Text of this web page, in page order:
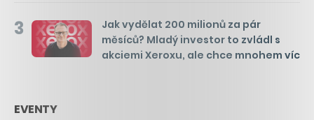
3
Jak vydělat 200 milionů za pár
měsíců? Mladý investor to zvládl s
akciemi Xeroxu, ale chce mnohem víc
EVENTY